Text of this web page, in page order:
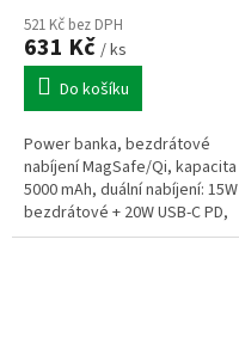
521 Kč bez DPH
631 Kč / ks
Do košíku
Power banka, bezdrátové
nabíjení MagSafe/Qi, kapacita
5000 mAh, duální nabíjení: 15W
bezdrátové + 20W USB-C PD,
zelená